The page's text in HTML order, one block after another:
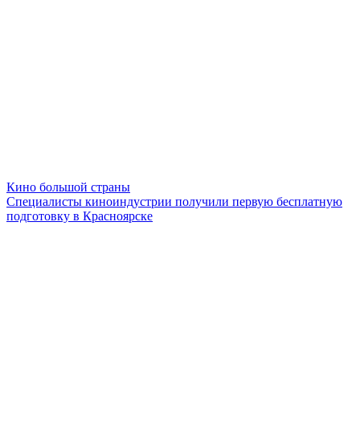
Кино большой страны
Специалисты киноиндустрии получили первую бесплатную
подготовку в Красноярске